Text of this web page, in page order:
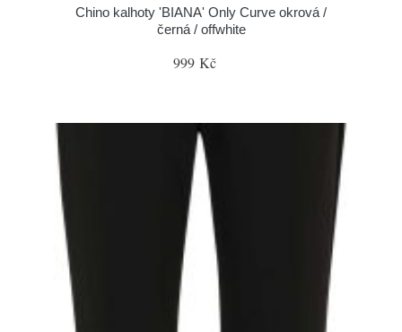
Chino kalhoty 'BIANA' Only Curve okrová /
černá / offwhite
999 Kč